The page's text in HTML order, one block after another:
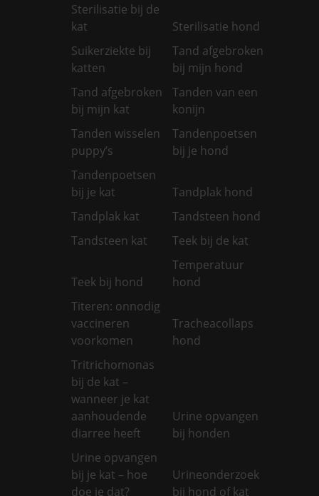
Sterilisatie bij de
kat
Sterilisatie hond
Suikerziekte bij
katten
Tand afgebroken
bij mijn hond
Tand afgebroken
bij mijn kat
Tanden van een
konijn
Tanden wisselen
puppy’s
Tandenpoetsen
bij je hond
Tandenpoetsen
bij je kat
Tandplak hond
Tandplak kat
Tandsteen hond
Tandsteen kat
Teek bij de kat
Teek bij hond
Temperatuur
hond
Titeren: onnodig
vaccineren
voorkomen
Tracheacollaps
hond
Tritrichomonas
bij de kat –
wanneer je kat
aanhoudende
diarree heeft
Urine opvangen
bij honden
Urine opvangen
bij je kat – hoe
doe je dat?
Urineonderzoek
bij hond of kat